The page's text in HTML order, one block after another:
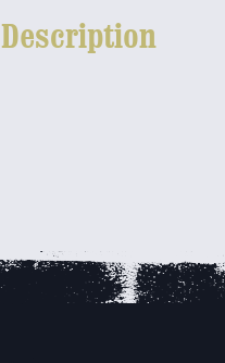
Description